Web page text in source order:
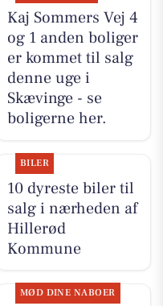
Kaj Sommers Vej 4
og 1 anden boliger
er kommet til salg
denne uge i
Skævinge - se
boligerne her.
BILER
10 dyreste biler til
salg i nærheden af
Hillerød
Kommune
MØD DINE NABOER